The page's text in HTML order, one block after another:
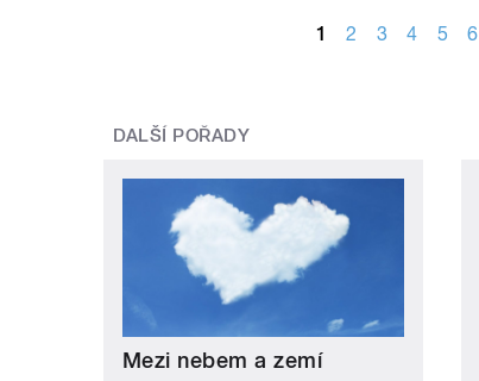
1 2 3 4 5 6
DALŠÍ POŘADY
Mezi nebem a zemí